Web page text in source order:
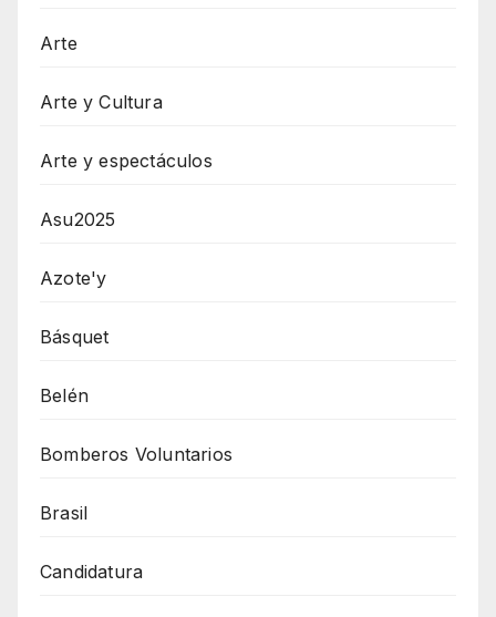
Arte
Arte y Cultura
Arte y espectáculos
Asu2025
Azote'y
Básquet
Belén
Bomberos Voluntarios
Brasil
Candidatura